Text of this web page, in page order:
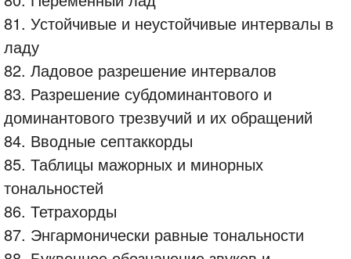
81. Устойчивые и неустойчивые интервалы в
ладу
82. Ладовое разрешение интервалов
83. Разрешение субдоминантового и
доминантового трезвучий и их обращений
84. Вводные септаккорды
85. Таблицы мажорных и минорных
тональностей
86. Тетрахорды
87. Энгармонически равные тональности